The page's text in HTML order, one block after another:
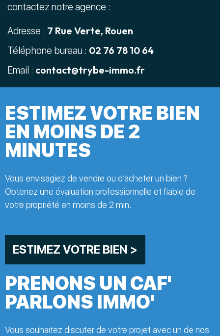
contactez notre agence :
Adresse : 7 Rue Verte, Rouen
Téléphone bureau : 02 76 78 10 64
Email : contact@trybe-immo.fr
PRENONS UN CAF'
PARLONS IMMO'
Vous souhaitez discuter de votre projet avec un de nos
ESTIMEZ VOTRE BIEN
EN MOINS DE 2
MINUTES
Vous envisagiez de vendre ou d’acheter un bien ?
Obtenez une évaluation professionnelle et fiable de
votre propriété en moins de 2 min.
ESTIMEZ VOTRE BIEN >